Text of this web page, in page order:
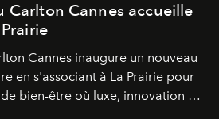
Carlton Cannes accueille
Cannes inaugure un nouveau
en s'associant à La Prairie pour
bien-être où luxe, innovation et